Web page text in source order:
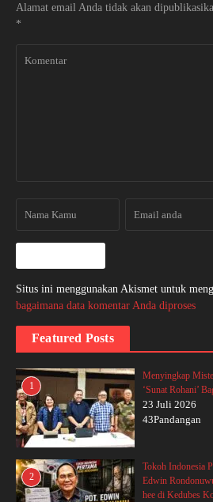
Alamat email Anda tidak akan
*
Situs ini menggunakan Akismet untuk
bagaimana data komentar Anda diproses
Featured Posts
1
Menyingkap
‘Sunat Rohani’
23 Juli 2026
43Pandangan
2
Tokoh Indonesia
Edwin
hee di Kedubes